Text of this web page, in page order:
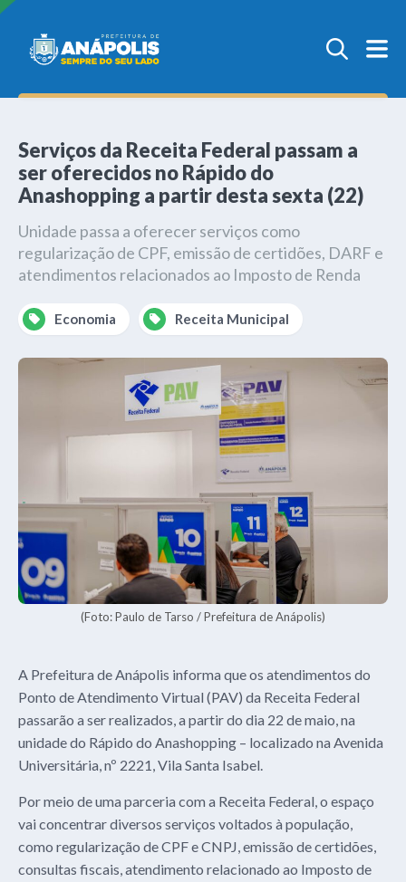
Serviços da Receita Federal passam a
ser oferecidos no Rápido do
Anashopping a partir desta sexta (22)
Unidade passa a oferecer serviços como
regularização de CPF, emissão de certidões, DARF e
atendimentos relacionados ao Imposto de Renda
Economia Receita Municipal
(Foto: Paulo de Tarso / Prefeitura de Anápolis)
A Prefeitura de Anápolis informa que os atendimentos do
Ponto de Atendimento Virtual (PAV) da Receita Federal
passarão a ser realizados, a partir do dia 22 de maio, na
unidade do Rápido do Anashopping – localizado na Avenida
Universitária, nº 2221, Vila Santa Isabel.
Por meio de uma parceria com a Receita Federal, o espaço
vai concentrar diversos serviços voltados à população,
como regularização de CPF e CNPJ, emissão de certidões,
consultas fiscais, atendimento relacionado ao Imposto de